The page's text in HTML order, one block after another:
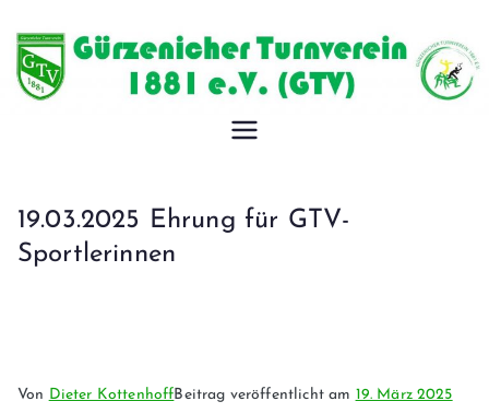
Gürzeniche
19.03.2025 Ehrung für GTV-
Sportlerinnen
Von Dieter KottenhoffBeitrag veröffentlicht am 19. März 2025